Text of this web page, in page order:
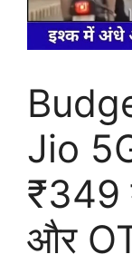
Jio
₹349
और